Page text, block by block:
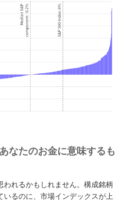
なたのお金に意味するも
われるかもしれません。構成銘柄
いるのに、市場インデックスが上